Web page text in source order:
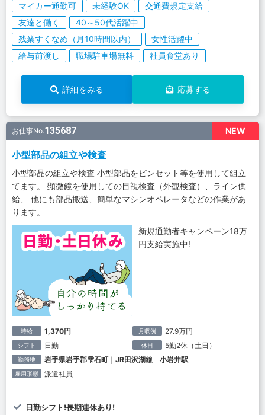
マイカー通勤可 未経験OK
交通費規定支給
友達と働く
40～50代活躍中
残業すくなめ（月10時間以内）
女性活躍中
給与前渡し
職場駐車場無料 社員食堂あり
詳細をみる 応募する
NEW
お仕事No.135687
小型部品の組立や検査
小型部品の組立や検査 小型部品をピンセット等を使用して組立
てます。 顕微鏡を使用しての目視検査（外観検査）、ライン供
給、 他にも部品搬送、簡単なマシンオペレータなどの作業があ
ります。
新規通勤者キャンペーン18万
円支給実施中!
時給 1,370円 月収例 27.9万円
シフト 日勤 休日 5勤2休（土日）
勤務地 岩手県岩手郡雫石町｜JR田沢湖線 小岩井駅
雇用形態 派遣社員
日勤シフト!長期連休あり!